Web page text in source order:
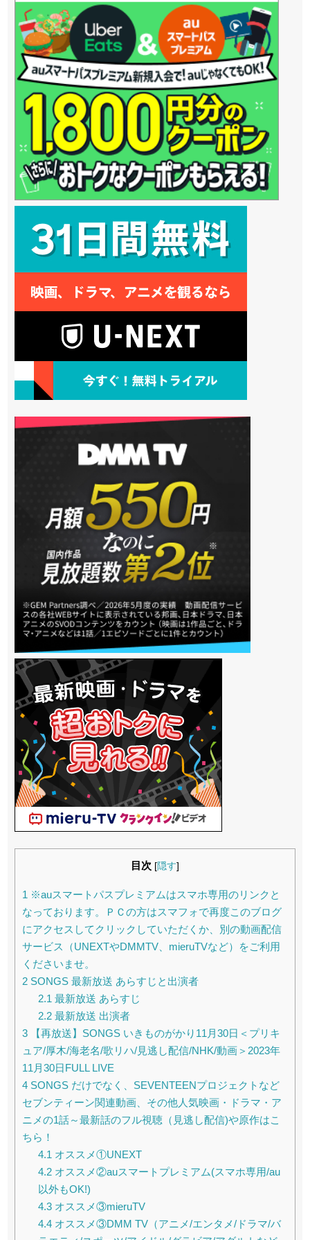
目次 [隠す]
1 ※auスマートパスプレミアムはスマホ専用のリンクと
なっております。ＰＣの方はスマフォで再度このブログ
にアクセスしてクリックしていただくか、別の動画配信
サービス（UNEXTやDMMTV、mieruTVなど）をご利用
くださいませ。
2 SONGS 最新放送 あらすじと出演者
2.1 最新放送 あらすじ
2.2最新放送 出演者
3 【再放送】SONGS いきものがかり11月30日＜プリキ
ュア/厚木/海老名/歌リハ/見逃し配信/NHK/動画＞2023年
11月30日FULL LIVE
4 SONGS だけでなく、SEVENTEENプロジェクトなど
セブンティーン関連動画、その他人気映画・ドラマ・ア
ニメの1話～最新話のフル視聴（見逃し配信)や原作はこ
ちら！
4.1 オススメ①UNEXT
4.2オススメ②auスマートプレミアム(スマホ専用/au
以外もOK!)
4.3オススメ③mieruTV
4.4オススメ③DMM TV（アニメ/エンタメ/ドラマ/バ